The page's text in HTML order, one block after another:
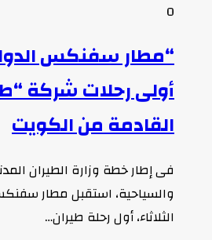
0
“مطار سفنكس
أولى رحلات شركة
القادمة من الكويت
فى إطار خطة وزارة الطيران
والسياحية، استقبل مطار
الثلاثاء، أول رحلة طيران…